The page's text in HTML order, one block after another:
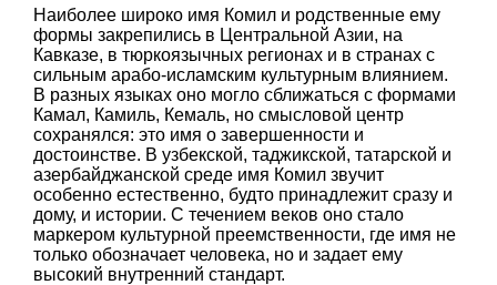
Наиболее широко имя Комил и родственные ему
формы закрепились в Центральной Азии, на
Кавказе, в тюркоязычных регионах и в странах с
сильным арабо-исламским культурным влиянием.
В разных языках оно могло сближаться с формами
Камал, Камиль, Кемаль, но смысловой центр
сохранялся: это имя о завершенности и
достоинстве. В узбекской, таджикской, татарской и
азербайджанской среде имя Комил звучит
особенно естественно, будто принадлежит сразу и
дому, и истории. С течением веков оно стало
маркером культурной преемственности, где имя не
только обозначает человека, но и задает ему
высокий внутренний стандарт.